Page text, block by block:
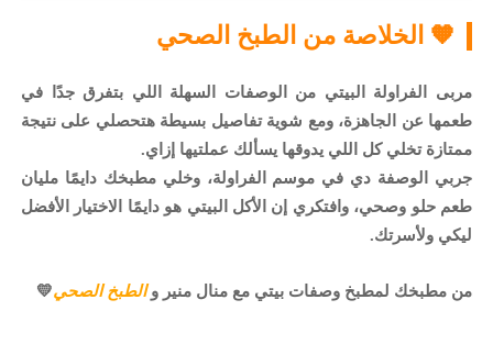
🧡 الخلاصة من الطبخ الصحي
مربى الفراولة البيتي من الوصفات السهلة اللي بتفرق جدًا في
طعمها عن الجاهزة، ومع شوية تفاصيل بسيطة هتحصلي على نتيجة
ممتازة تخلي كل اللي يدوقها يسألك عملتيها إزاي.
جربي الوصفة دي في موسم الفراولة، وخلي مطبخك دايمًا مليان
طعم حلو وصحي، وافتكري إن الأكل البيتي هو دايمًا الاختيار الأفضل
ليكي ولأسرتك.
من مطبخك لمطبخ وصفات بيتي مع منال منير والطبخ الصحي💛